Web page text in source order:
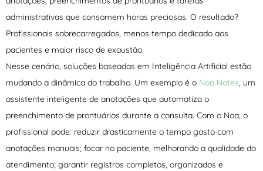
administrativas que consomem horas preciosas. O resultado?
Profissionais sobrecarregados, menos tempo dedicado aos
pacientes e maior risco de exaustão.
Nesse cenário, soluções baseadas em Inteligência Artificial estão
mudando a dinâmica do trabalho. Um exemplo é o Noa Notes, um
assistente inteligente de anotações que automatiza o
preenchimento de prontuários durante a consulta. Com o Noa, o
profissional pode: reduzir drasticamente o tempo gasto com
anotações manuais; focar no paciente, melhorando a qualidade do
atendimento; garantir registros completos, organizados e